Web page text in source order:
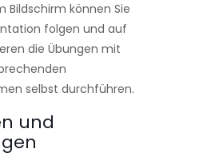
Bildschirm können Sie
folgen und auf
die Übungen mit
selbst durchführen.
und